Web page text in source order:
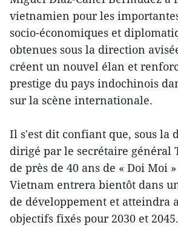
vietnamien pour les
socio-économiques et
obtenues sous la direction
créent un nouvel élan et
prestige du pays indochinois
sur la scène internationale.
Il s'est dit confiant que, sous la
dirigé par le secrétaire général
de près de 40 ans de « Doi Moi
Vietnam entrera bientôt dans
de développement et atteindra
objectifs fixés pour 2030 et 2045.